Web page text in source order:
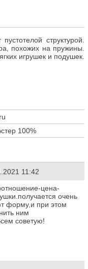
структурой.
похожих на пружины.
игрушек и подушек.
100%
11:42
цена-
очень
форму,и при этом
ним
советую!